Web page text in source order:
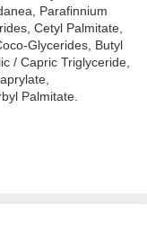
Parafinnium
Cetyl Palmitate,
Glycerides, Butyl
/ Capric Triglyceride,
Palmitate.